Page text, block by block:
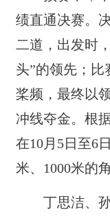
绩直通决赛。
二道，出发时
头”的领先；
桨频，最终以
冲线夺金。根
在10月5日至6
米、1000米的角
丁思洁、孙